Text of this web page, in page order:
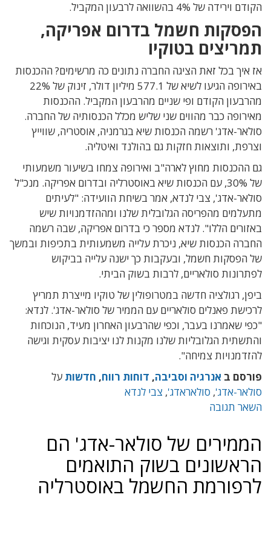
הקודם וירידה של 4% בהשוואה לרבעון המקביל.
הפסקות חשמל בדרום אפריקה,
תמריצים בטוקיו
אז איך בכל זאת הציגה החברה נתונים כה מרשימים? ההכנסות
באירופה הגיעו לשיא של 577.1 מיליון דולר, זינוק של 22%
מהרבעון הקודם ופי שניים מהרבעון המקביל. ההכנסות
מאירופה כבר מהווים שני שליש מכלל הכנסותיה של החברה.
סולאר-אדג' רשמה הכנסות שיא בגרמניה, אוסטריה, שווייץ
וצרפת, ותוצאות חזקות גם בהולנד ואיטליה.
גם ההכנסות מחוץ לארה"ב ואירופה צמחו בשיעור משמעותי
של 30%, עם הכנסות שיא באוסטרליה ובדרום אפריקה. מנכ"ל
סולאר-אדג', צבי לנדא, אמר בשיחת הוועידה: "לעיתים
מתעלמים מהפריסה הגלובלית שלנו ומההזדמנויות שיש
באזורים הללו". לנדא מספר כי בדרום אפריקה, שבה רשמה
החברה הכנסות שיא, ניכרת עלייה משמעותית בתכיפות ובמשך
של הפסקות חשמל, ובעקבות כך ישנה עלייה בביקוש
לפתרונות סולאריים, לרבות בשוק הביתי.
ביפן, רגולציה חדשה במטרופולין של טוקיו מייצרת תמריץ
לרכישת פאנלים סולאריים עם הממיר של סולאר-אדג'. לנדא:
"כפי שאמרנו בעבר, וכפי שהרבעון האחרון מעיד, הנוכחות
והתשתית הגלובליות שלנו מקנות לנו יציבות עסקית וגישה
להזדמנויות צמיחה".
פורסם ב אנרגיה וסביבה, דוחות רווח, חדשות על
סולאר-אדג', סולאראדג', צבי לנדא
השאר תגובה
הממירים של סולאר-אדג' הם
הראשונים בשוק התואמים
לרפורמת החשמל באוסטרליה